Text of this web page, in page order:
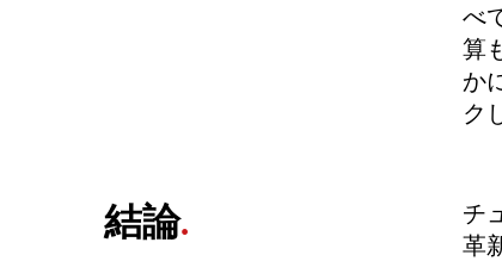
べ
算
か
ク
結論.
チ
革